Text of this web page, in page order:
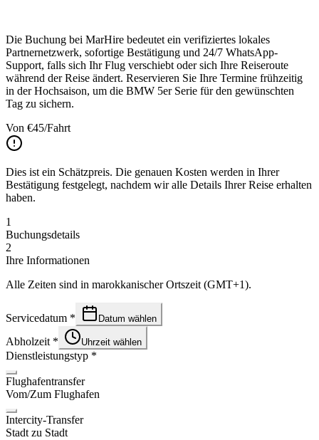
Die Buchung bei MarHire bedeutet ein verifiziertes lokales
Partnernetzwerk, sofortige Bestätigung und 24/7 WhatsApp-
Support, falls sich Ihr Flug verschiebt oder sich Ihre Reiseroute
während der Reise ändert. Reservieren Sie Ihre Termine frühzeitig
in der Hochsaison, um die BMW 5er Serie für den gewünschten
Tag zu sichern.
Von €45/Fahrt
Dies ist ein Schätzpreis. Die genauen Kosten werden in Ihrer
Bestätigung festgelegt, nachdem wir alle Details Ihrer Reise erhalten
haben.
1
Buchungsdetails
2
Ihre Informationen
Alle Zeiten sind in marokkanischer Ortszeit (GMT+1).
Servicedatum * Datum wählen
Abholzeit * Uhrzeit wählen
Dienstleistungstyp *
Flughafentransfer
Vom/Zum Flughafen
Intercity-Transfer
Stadt zu Stadt